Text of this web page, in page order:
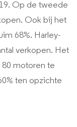
Op de tweede
Ook bij het
68%. Harley-
verkopen. Het
80 motoren te
ten opzichte